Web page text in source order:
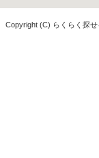
Copyright (C) らくらく探